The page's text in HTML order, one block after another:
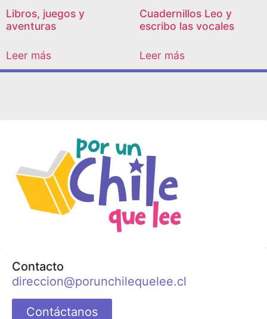
Libros, juegos y
aventuras
Leer más
Cuadernillos Leo y
escribo las vocales
Leer más
Contacto
direccion@porunchilequelee.cl
Contáctanos